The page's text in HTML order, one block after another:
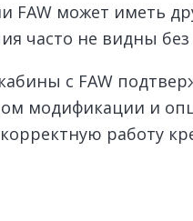
FAW может иметь
часто не видны без
с FAW
модификации и
работу